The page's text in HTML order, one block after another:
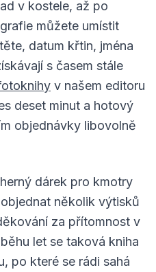
v kostele, až po
můžete umístit
datum křtin, jména
s časem stále
v našem editoru
deset minut a hotový
objednávky libovolně
dárek pro kmotry
několik výtisků
za přítomnost v
let se taková kniha
po které se rádi sahá